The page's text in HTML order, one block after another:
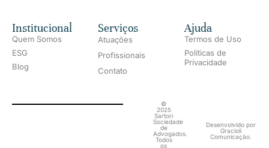
Institucional
Quem Somos
ESG
Blog
Serviços
Atuações
Profissionais
Contato
Ajuda
Termos de Uso
Políticas de
Privacidade
©
2025
Sartori
Sociedade
de
Advogados.
Todos
os
Desenvolvido por
Gracioli
Comunicação.